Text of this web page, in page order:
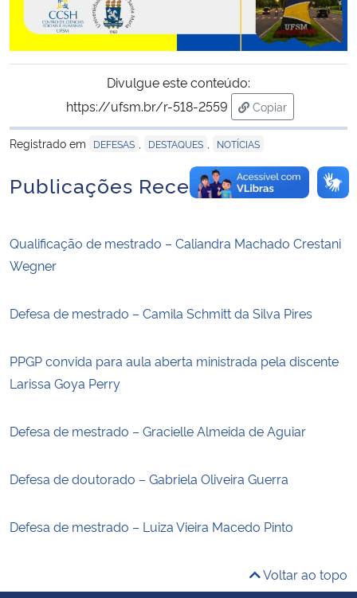
Banco Central do Brasil
Planalto
Divulgue este conteúdo:
https://ufsm.br/r-518-2559
Copiar
para área de
Registrado em
DEFESAS DESTAQUES NOTÍCIAS
Publicações Recentes
Qualificação de mestrado – Caliandra Machado Crestani
Wegner
Defesa de mestrado – Camila Schmitt da Silva Pires
PPGP convida para aula aberta ministrada pela discente
Larissa Goya Perry
Defesa de mestrado – Gracielle Almeida de Aguiar
Defesa de doutorado – Gabriela Oliveira Guerra
Defesa de mestrado – Luiza Vieira Macedo Pinto
Voltar ao topo